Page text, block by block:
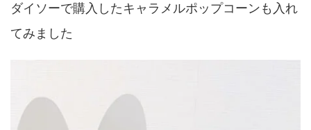
ダイソーで購入したキャラメルポップコーンも入れ
てみました